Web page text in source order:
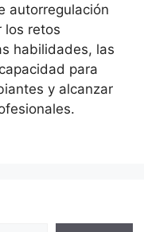
autorregulación
los retos
habilidades, las
para
y alcanzar